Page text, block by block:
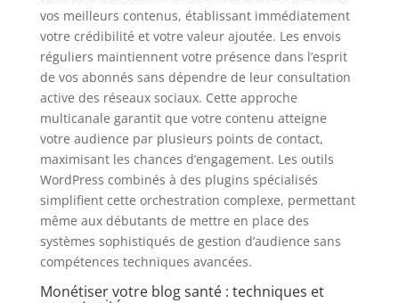
vos meilleurs contenus, établissant immédiatement
votre crédibilité et votre valeur ajoutée. Les envois
réguliers maintiennent votre présence dans l’esprit
de vos abonnés sans dépendre de leur consultation
active des réseaux sociaux. Cette approche
multicanale garantit que votre contenu atteigne
votre audience par plusieurs points de contact,
maximisant les chances d’engagement. Les outils
WordPress combinés à des plugins spécialisés
simplifient cette orchestration complexe, permettant
même aux débutants de mettre en place des
systèmes sophistiqués de gestion d’audience sans
compétences techniques avancées.
Monétiser votre blog santé : techniques et